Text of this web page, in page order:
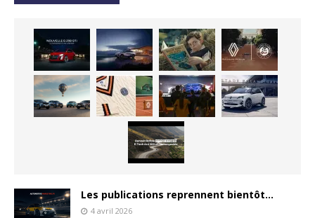
Les publications reprennent bientôt…
4 avril 2026